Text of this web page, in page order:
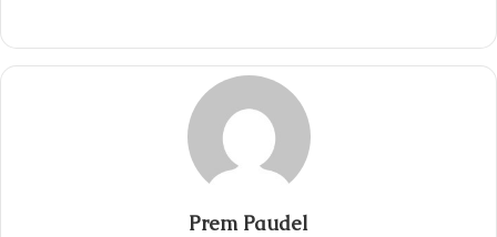
Prem Paudel